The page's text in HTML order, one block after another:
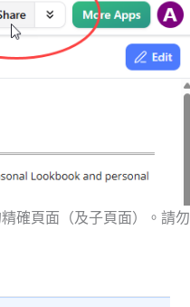
確頁面（及子頁面）。請勿